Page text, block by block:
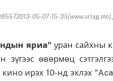
05-07-15-
яриа" уран сайхны
өвөрмөц
ирэх 10-нд эхлэх